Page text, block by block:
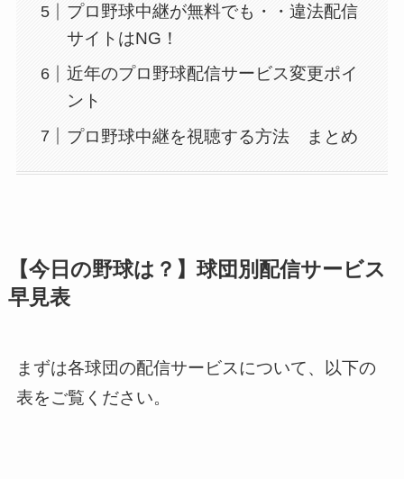
プロ野球中継が無料でも・・違法配信
サイトはNG！
近年のプロ野球配信サービス変更ポイ
ント
プロ野球中継を視聴する方法 まとめ
【今日の野球は？】球団別配信サービス
早見表
まずは各球団の配信サービスについて、以下の
表をご覧ください。